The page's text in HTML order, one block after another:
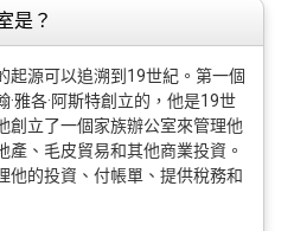
是？
起源可以追溯到19世紀。第一個
雅各·阿斯特創立的，他是19世
創立了一個家族辦公室來管理他
產、毛皮貿易和其他商業投資。
他的投資、付帳單、提供稅務和